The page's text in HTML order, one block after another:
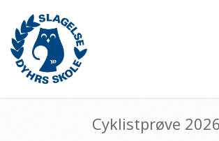
Cyklistprøve 2026